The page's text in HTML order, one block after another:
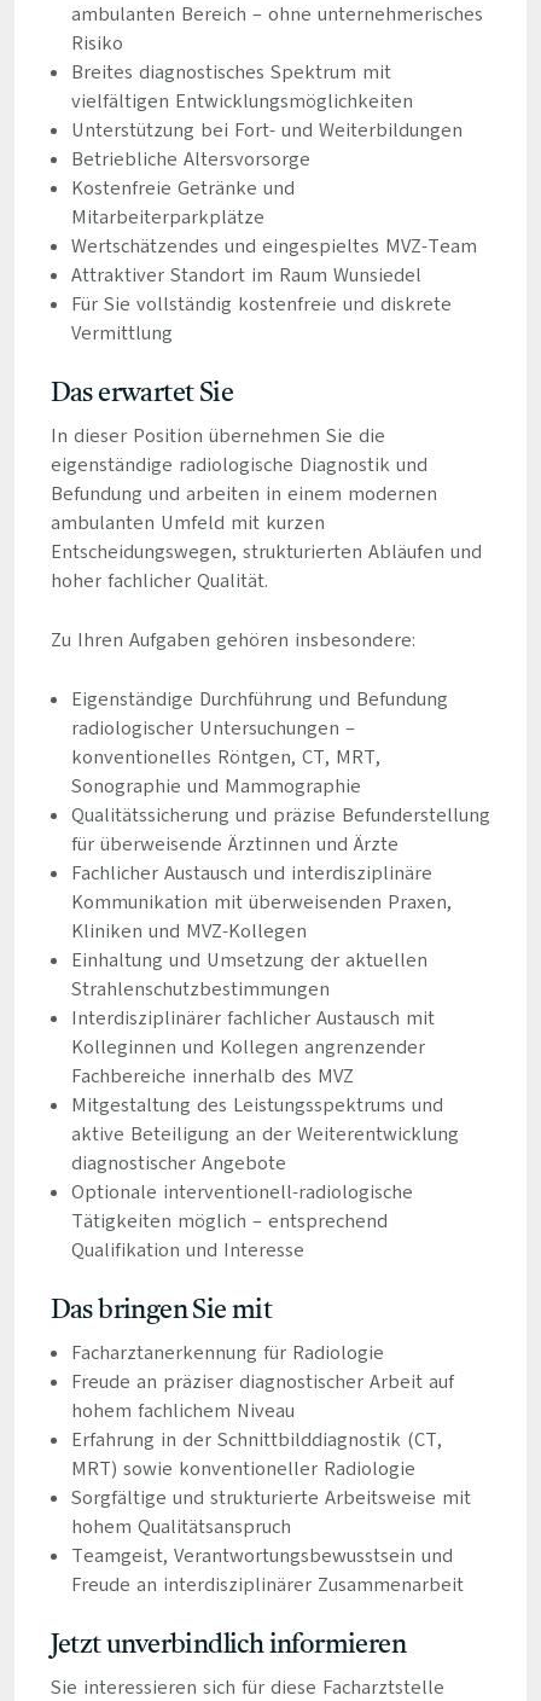
ambulanten Bereich – ohne unternehmerisches
Risiko
Breites diagnostisches Spektrum mit
vielfältigen Entwicklungsmöglichkeiten
Unterstützung bei Fort- und Weiterbildungen
Betriebliche Altersvorsorge
Kostenfreie Getränke und
Mitarbeiterparkplätze
Wertschätzendes und eingespieltes MVZ-Team
Attraktiver Standort im Raum Wunsiedel
Für Sie vollständig kostenfreie und diskrete
Vermittlung
Das erwartet Sie
In dieser Position übernehmen Sie die
eigenständige radiologische Diagnostik und
Befundung und arbeiten in einem modernen
ambulanten Umfeld mit kurzen
Entscheidungswegen, strukturierten Abläufen und
hoher fachlicher Qualität.
Zu Ihren Aufgaben gehören insbesondere:
Eigenständige Durchführung und Befundung
radiologischer Untersuchungen –
konventionelles Röntgen, CT, MRT,
Sonographie und Mammographie
Qualitätssicherung und präzise Befunderstellung
für überweisende Ärztinnen und Ärzte
Fachlicher Austausch und interdisziplinäre
Kommunikation mit überweisenden Praxen,
Kliniken und MVZ-Kollegen
Einhaltung und Umsetzung der aktuellen
Strahlenschutzbestimmungen
Interdisziplinärer fachlicher Austausch mit
Kolleginnen und Kollegen angrenzender
Fachbereiche innerhalb des MVZ
Mitgestaltung des Leistungsspektrums und
aktive Beteiligung an der Weiterentwicklung
diagnostischer Angebote
Optionale interventionell-radiologische
Tätigkeiten möglich – entsprechend
Qualifikation und Interesse
Das bringen Sie mit
Facharztanerkennung für Radiologie
Freude an präziser diagnostischer Arbeit auf
hohem fachlichem Niveau
Erfahrung in der Schnittbilddiagnostik (CT,
MRT) sowie konventioneller Radiologie
Sorgfältige und strukturierte Arbeitsweise mit
hohem Qualitätsanspruch
Teamgeist, Verantwortungsbewusstsein und
Freude an interdisziplinärer Zusammenarbeit
Jetzt unverbindlich informieren
Sie interessieren sich für diese Facharztstelle